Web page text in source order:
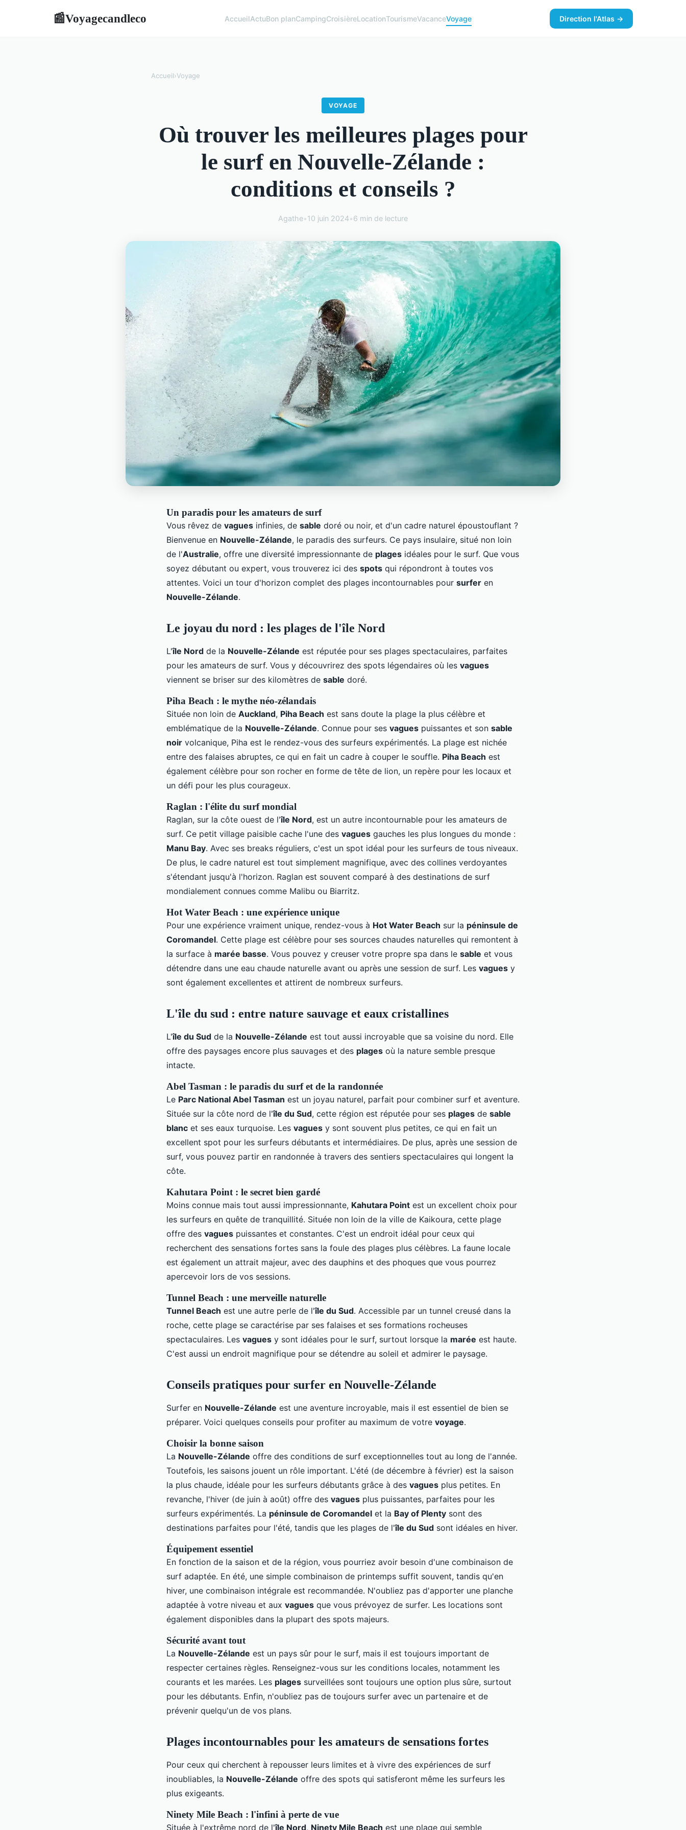
📰Voyagecandleco AccueilActuBon planCampingCroisièreLocationTourismeVacanceVoyage Direction l'Atlas →
Accueil›Voyage
VOYAGE
Où trouver les meilleures plages pour
le surf en Nouvelle-Zélande :
conditions et conseils ?
Agathe•10 juin 2024•6 min de lecture
Un paradis pour les amateurs de surf
Vous rêvez de vagues infinies, de sable doré ou noir, et d'un cadre naturel époustouflant ?
Bienvenue en Nouvelle-Zélande, le paradis des surfeurs. Ce pays insulaire, situé non loin
de l'Australie, offre une diversité impressionnante de plages idéales pour le surf. Que vous
soyez débutant ou expert, vous trouverez ici des spots qui répondront à toutes vos
attentes. Voici un tour d'horizon complet des plages incontournables pour surfer en
Nouvelle-Zélande.
Le joyau du nord : les plages de l'île Nord
L'île Nord de la Nouvelle-Zélande est réputée pour ses plages spectaculaires, parfaites
pour les amateurs de surf. Vous y découvrirez des spots légendaires où les vagues
viennent se briser sur des kilomètres de sable doré.
Piha Beach : le mythe néo-zélandais
Située non loin de Auckland, Piha Beach est sans doute la plage la plus célèbre et
emblématique de la Nouvelle-Zélande. Connue pour ses vagues puissantes et son sable
noir volcanique, Piha est le rendez-vous des surfeurs expérimentés. La plage est nichée
entre des falaises abruptes, ce qui en fait un cadre à couper le souffle. Piha Beach est
également célèbre pour son rocher en forme de tête de lion, un repère pour les locaux et
un défi pour les plus courageux.
Raglan : l'élite du surf mondial
Raglan, sur la côte ouest de l'île Nord, est un autre incontournable pour les amateurs de
surf. Ce petit village paisible cache l'une des vagues gauches les plus longues du monde :
Manu Bay. Avec ses breaks réguliers, c'est un spot idéal pour les surfeurs de tous niveaux.
De plus, le cadre naturel est tout simplement magnifique, avec des collines verdoyantes
s'étendant jusqu'à l'horizon. Raglan est souvent comparé à des destinations de surf
mondialement connues comme Malibu ou Biarritz.
Hot Water Beach : une expérience unique
Pour une expérience vraiment unique, rendez-vous à Hot Water Beach sur la péninsule de
Coromandel. Cette plage est célèbre pour ses sources chaudes naturelles qui remontent à
la surface à marée basse. Vous pouvez y creuser votre propre spa dans le sable et vous
détendre dans une eau chaude naturelle avant ou après une session de surf. Les vagues y
sont également excellentes et attirent de nombreux surfeurs.
L'île du sud : entre nature sauvage et eaux cristallines
L'île du Sud de la Nouvelle-Zélande est tout aussi incroyable que sa voisine du nord. Elle
offre des paysages encore plus sauvages et des plages où la nature semble presque
intacte.
Abel Tasman : le paradis du surf et de la randonnée
Le Parc National Abel Tasman est un joyau naturel, parfait pour combiner surf et aventure.
Située sur la côte nord de l'île du Sud, cette région est réputée pour ses plages de sable
blanc et ses eaux turquoise. Les vagues y sont souvent plus petites, ce qui en fait un
excellent spot pour les surfeurs débutants et intermédiaires. De plus, après une session de
surf, vous pouvez partir en randonnée à travers des sentiers spectaculaires qui longent la
côte.
Kahutara Point : le secret bien gardé
Moins connue mais tout aussi impressionnante, Kahutara Point est un excellent choix pour
les surfeurs en quête de tranquillité. Située non loin de la ville de Kaikoura, cette plage
offre des vagues puissantes et constantes. C'est un endroit idéal pour ceux qui
recherchent des sensations fortes sans la foule des plages plus célèbres. La faune locale
est également un attrait majeur, avec des dauphins et des phoques que vous pourrez
apercevoir lors de vos sessions.
Tunnel Beach : une merveille naturelle
Tunnel Beach est une autre perle de l'île du Sud. Accessible par un tunnel creusé dans la
roche, cette plage se caractérise par ses falaises et ses formations rocheuses
spectaculaires. Les vagues y sont idéales pour le surf, surtout lorsque la marée est haute.
C'est aussi un endroit magnifique pour se détendre au soleil et admirer le paysage.
Conseils pratiques pour surfer en Nouvelle-Zélande
Surfer en Nouvelle-Zélande est une aventure incroyable, mais il est essentiel de bien se
préparer. Voici quelques conseils pour profiter au maximum de votre voyage.
Choisir la bonne saison
La Nouvelle-Zélande offre des conditions de surf exceptionnelles tout au long de l'année.
Toutefois, les saisons jouent un rôle important. L'été (de décembre à février) est la saison
la plus chaude, idéale pour les surfeurs débutants grâce à des vagues plus petites. En
revanche, l'hiver (de juin à août) offre des vagues plus puissantes, parfaites pour les
surfeurs expérimentés. La péninsule de Coromandel et la Bay of Plenty sont des
destinations parfaites pour l'été, tandis que les plages de l'île du Sud sont idéales en hiver.
Équipement essentiel
En fonction de la saison et de la région, vous pourriez avoir besoin d'une combinaison de
surf adaptée. En été, une simple combinaison de printemps suffit souvent, tandis qu'en
hiver, une combinaison intégrale est recommandée. N'oubliez pas d'apporter une planche
adaptée à votre niveau et aux vagues que vous prévoyez de surfer. Les locations sont
également disponibles dans la plupart des spots majeurs.
Sécurité avant tout
La Nouvelle-Zélande est un pays sûr pour le surf, mais il est toujours important de
respecter certaines règles. Renseignez-vous sur les conditions locales, notamment les
courants et les marées. Les plages surveillées sont toujours une option plus sûre, surtout
pour les débutants. Enfin, n'oubliez pas de toujours surfer avec un partenaire et de
prévenir quelqu'un de vos plans.
Plages incontournables pour les amateurs de sensations fortes
Pour ceux qui cherchent à repousser leurs limites et à vivre des expériences de surf
inoubliables, la Nouvelle-Zélande offre des spots qui satisferont même les surfeurs les
plus exigeants.
Ninety Mile Beach : l'infini à perte de vue
Située à l'extrême nord de l'île Nord, Ninety Mile Beach est une plage qui semble